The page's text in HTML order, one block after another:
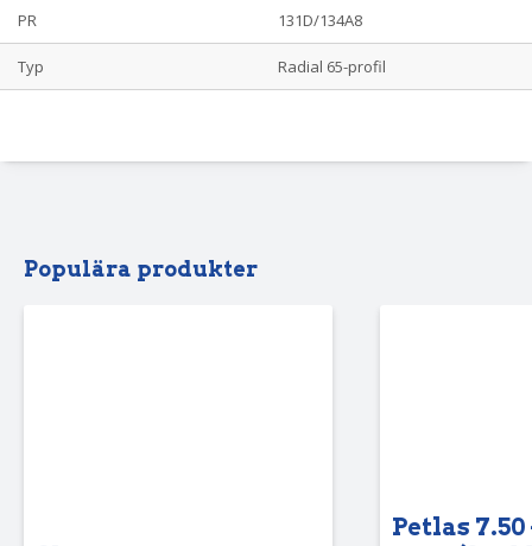
PR 131D/134A8
Typ Radial 65-profil
Populära produkter
Petlas 7.50